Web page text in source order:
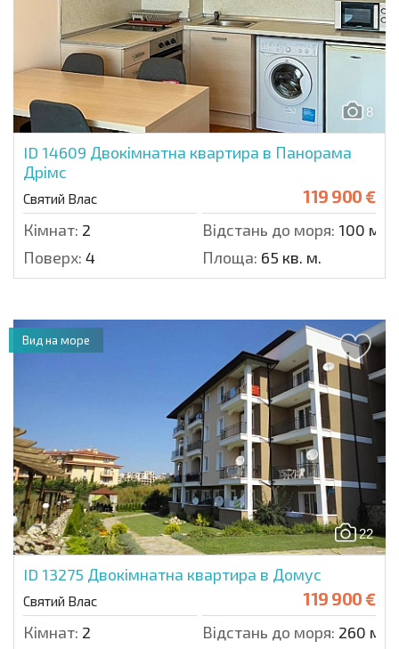
8
ID 14609 Двокімнатна квартира в Панорама
Дрімс
Святий Влас 119 900 €
Кімнат: 2 Відстань до моря: 100 м.
Поверх: 4 Площа: 65 кв. м.
22
ID 13275 Двокімнатна квартира в Домус
Святий Влас 119 900 €
Кімнат: 2 Відстань до моря: 260 м.
Вид на море